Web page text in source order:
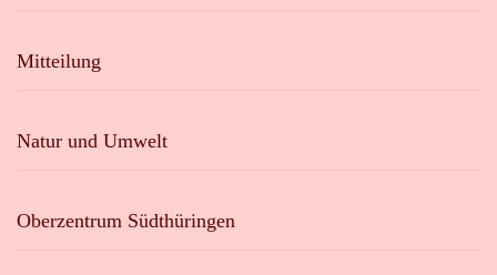
Mitteilung
Natur und Umwelt
Oberzentrum Südthüringen